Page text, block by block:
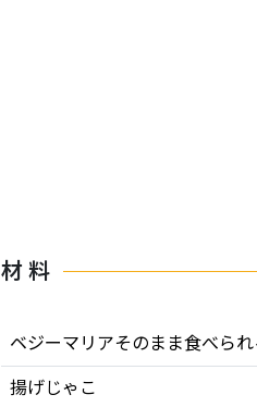
材 料
ベジーマリアそのまま食べら
揚げじゃこ